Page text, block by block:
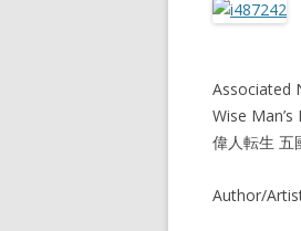
Associated
Wise
偉人転生 五
Author/